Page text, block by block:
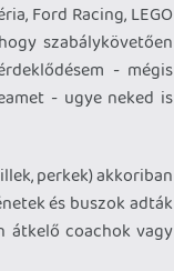
Ford Racing, LEGO
szabálykövetően
- mégis
- ugye neked is
perkek) akkoriban
és buszok adták
átkelő coachok vagy